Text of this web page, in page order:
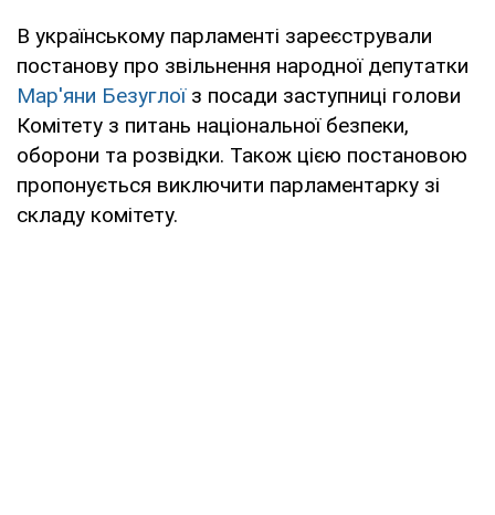
В українському парламенті зареєстрували
постанову про звільнення народної депутатки
Мар'яни Безуглоїз посади заступниці голови
Комітету з питань національної безпеки,
оборони та розвідки. Також цією постановою
пропонується виключити парламентарку зі
складу комітету.